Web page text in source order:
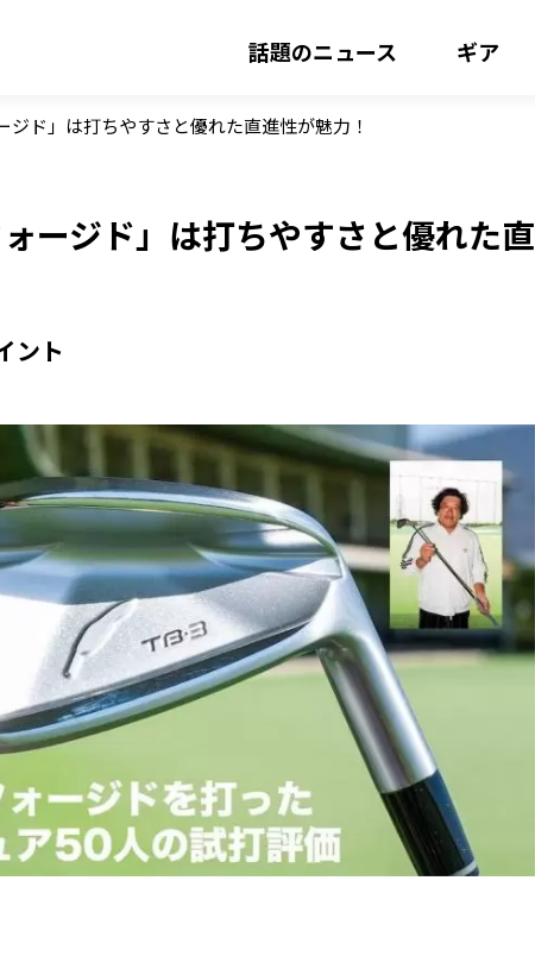
話題のニュース ギア
ジド」は打ちやすさと優れた直進性が魅力！
ージド」は打ちやすさと優れた直
ント